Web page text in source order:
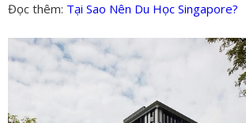
Đọc thêm: Tại Sao Nên Du Học Singapore?